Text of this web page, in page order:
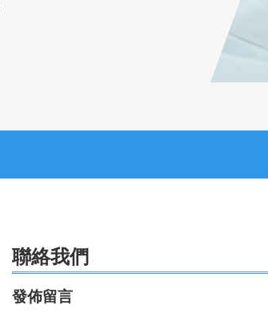
聯絡我們
發佈留言